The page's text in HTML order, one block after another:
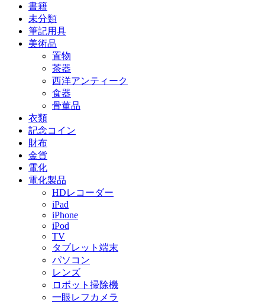
書籍
未分類
筆記用具
美術品
置物
茶器
西洋アンティーク
食器
骨董品
衣類
記念コイン
財布
金貨
電化
電化製品
HDレコーダー
iPad
iPhone
iPod
TV
タブレット端末
パソコン
レンズ
ロボット掃除機
一眼レフカメラ